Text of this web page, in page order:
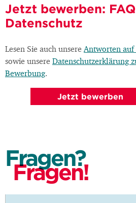
Jetzt bewerben:
Datenschutz
Lesen Sie auch unsereAntworten auf
sowie unsere Datenschutzerklärung
Bewerbung.
Jetzt bewerben
Fragen?
Fragen!